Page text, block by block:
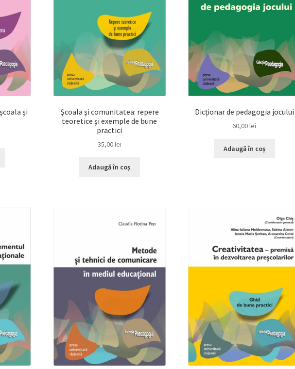
şi
Şcoala şi comunitatea: repere
teoretice şi exemple de bune
practici
35,00lei
Adaugă în coș
Dicționar de pedagogia jocului
60,00lei
Adaugă în coș